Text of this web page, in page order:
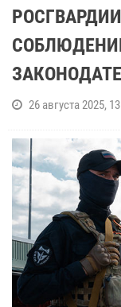
26 августа 2025,